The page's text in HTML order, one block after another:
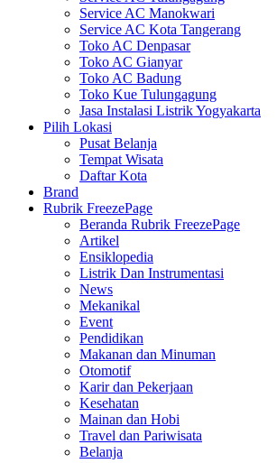
Service AC Manokwari
Service AC Kota Tangerang
Toko AC Denpasar
Toko AC Gianyar
Toko AC Badung
Toko Kue Tulungagung
Jasa Instalasi Listrik Yogyakarta
Pilih Lokasi
Pusat Belanja
Tempat Wisata
Daftar Kota
Brand
Rubrik FreezePage
Beranda Rubrik FreezePage
Artikel
Ensiklopedia
Listrik Dan Instrumentasi
News
Mekanikal
Event
Pendidikan
Makanan dan Minuman
Otomotif
Karir dan Pekerjaan
Kesehatan
Mainan dan Hobi
Travel dan Pariwisata
Belanja